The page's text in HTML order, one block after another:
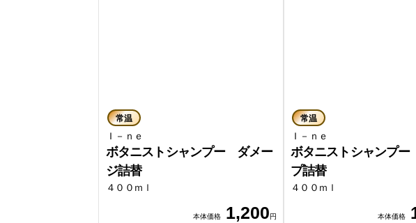
常温
Ｉ－ｎｅ
ボタニストシャンプー ダメー
ジ詰替
４００ｍｌ
本体価格 1,200円
常温
Ｉ－ｎｅ
ボタニストシャンプ
プ詰替
４００ｍｌ
本体価格